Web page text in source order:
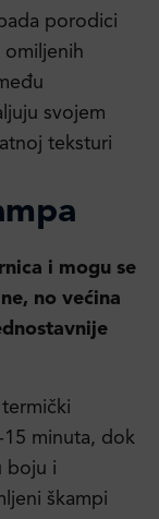
porodici
omiljenih
svojem
teksturi
i mogu se
no većina
15 minuta, dok
boju i
škampi